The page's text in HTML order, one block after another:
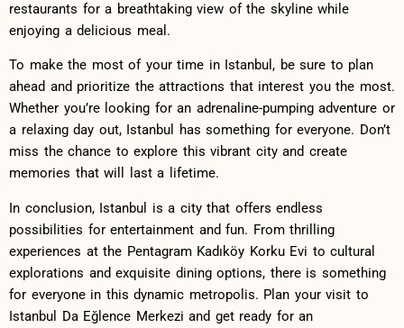
restaurants for a breathtaking view of the skyline while
enjoying⁣ a delicious meal.
To make ‌the most of your time in Istanbul, ‍be sure to‌ plan
ahead and prioritize the​ attractions that interest you the most.
Whether you’re looking for ‌an adrenaline-pumping adventure or
a relaxing day out, Istanbul has something for everyone. Don’t
miss the chance to explore this‌ vibrant city and create
memories that will last a lifetime.
In conclusion, Istanbul​ is⁣ a⁣ city that offers ‍endless
‌possibilities for entertainment and fun. From thrilling
experiences at the Pentagram Kadıköy Korku Evi to cultural
explorations and⁢ exquisite dining options, there is something
for everyone in this dynamic​ metropolis. Plan your visit to
Istanbul Da‍ Eğlence ⁤Merkezi and get ready for an